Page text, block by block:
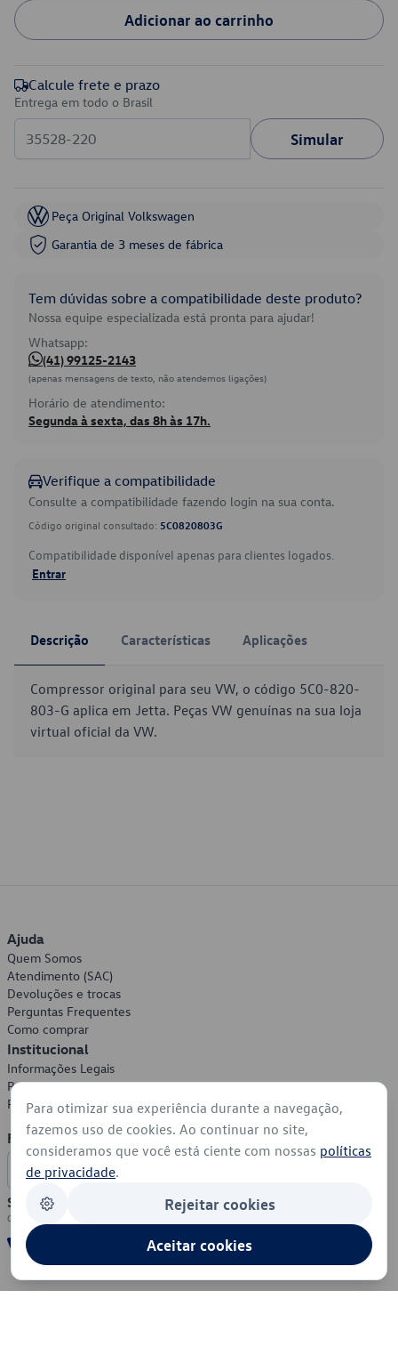
Adicionar ao carrinho
Calcule frete e prazo
Entrega em todo o Brasil
Simular
Peça Original Volkswagen
Garantia de 3 meses de fábrica
Tem dúvidas sobre a compatibilidade deste produto?
Nossa equipe especializada está pronta para ajudar!
Whatsapp:
(41) 99125-2143
(apenas mensagens de texto, não atendemos ligações)
Horário de atendimento:
Segunda à sexta, das 8h às 17h.
Verifique a compatibilidade
Consulte a compatibilidade fazendo login na sua conta.
Código original consultado: 5C0820803G
Compatibilidade disponível apenas para clientes logados.
Entrar
Descrição Características Aplicações
Compressor original para seu VW, o código 5C0-820-
803-G aplica em Jetta. Peças VW genuínas na sua loja
virtual oficial da VW.
Ajuda
Quem Somos
Atendimento (SAC)
Devoluções e trocas
Perguntas Frequentes
Como comprar
Institucional
Informações Legais
Política de Privacidade
Política de Cookies
Formas de Pagamento
Segurança
Para otimizar sua experiência durante a navegação,
fazemos uso de cookies. Ao continuar no site,
consideramos que você está ciente com nossas políticas
de privacidade.
Rejeitar cookies
Aceitar cookies